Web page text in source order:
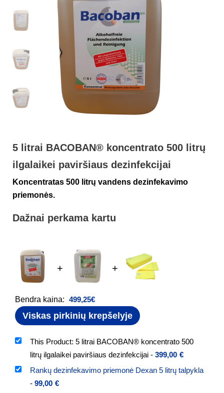
5 litrai BACOBAN® koncentrato 500 litrų
ilgalaikei paviršiaus dezinfekcijai
Koncentratas 500 litrų vandens dezinfekavimo
priemonės.
Dažnai perkama kartu
+ +
Bendra kaina: 499,25€
Viskas pirkinių krepšelyje
This Product: 5 litrai BACOBAN® koncentrato 500
litrų ilgalaikei paviršiaus dezinfekcijai - 399,00 €
Rankų dezinfekavimo priemonė Dexan 5 litrų talpykla
- 99,00 €